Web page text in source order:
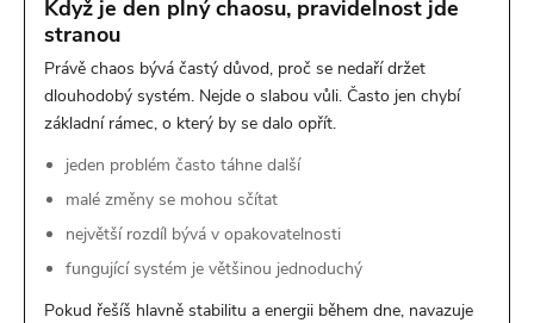
Když je den plný chaosu, pravidelnost jde
stranou
Právě chaos bývá častý důvod, proč se nedaří držet
dlouhodobý systém. Nejde o slabou vůli. Často jen chybí
základní rámec, o který by se dalo opřít.
jeden problém často táhne další
malé změny se mohou sčítat
největší rozdíl bývá v opakovatelnosti
fungující systém je většinou jednoduchý
Pokud řešíš hlavně stabilitu a energii během dne, navazuje